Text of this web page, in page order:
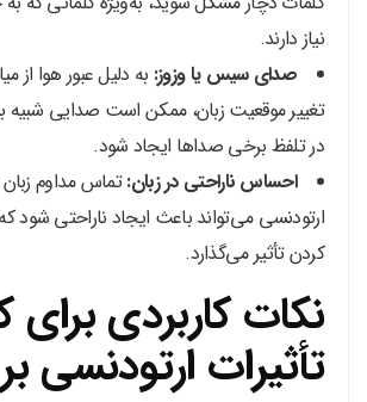
نیاز دارند.
صدای سیس یا وزوز: به دلیل عبور هوا از
تغییر موقعیت زبان، ممکن است صدایی شبیه
در تلفظ برخی صداها ایجاد شود.
احساس ناراحتی در زبان:تماس مداوم زبان
ارتودنسی می‌تواند باعث ایجاد ناراحتی شود
کردن تأثیر می‌گذارد.
نکات کاربردی
تأثیرات ارتودنسی